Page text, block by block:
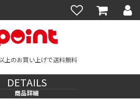
上のお買い上げで送料無料
DETAILS
商品詳細